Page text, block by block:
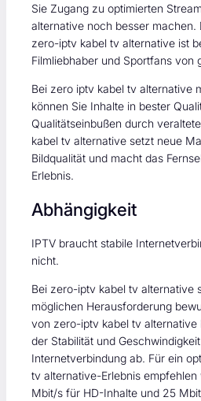
Sie Zugang zu optimierten
alternative noch besser machen.
zero-iptv kabel tv alternative ist
Filmliebhaber und Sportfans von
Bei zero iptv kabel tv alternative
können Sie Inhalte in bester
Qualitätseinbußen durch
kabel tv alternative setzt neue
Bildqualität und macht das
Erlebnis.
Abhängigkeit
IPTV braucht stabile
nicht.
Bei zero-iptv kabel tv alternative
möglichen Herausforderung
von zero-iptv kabel tv alternative
der Stabilität und
Internetverbindung ab. Für ein
tv alternative-Erlebnis empfehlen
Mbit/s für HD-Inhalte und 25